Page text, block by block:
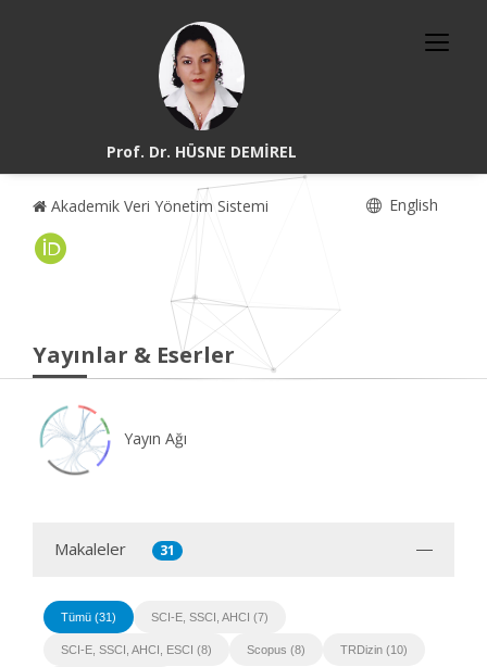
Prof. Dr. HÜSNE DEMİREL
Akademik Veri Yönetim Sistemi English
Yayınlar & Eserler
Yayın Ağı
Makaleler 31
Tümü (31) SCI-E, SSCI, AHCI (7)
SCI-E, SSCI, AHCI, ESCI (8) Scopus (8) TRDizin (10)